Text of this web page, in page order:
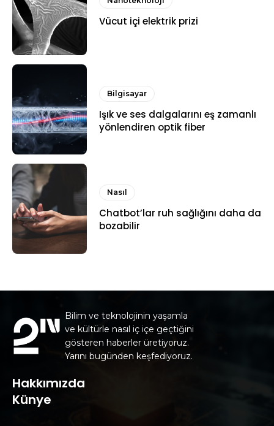
Vücut içi elektrik prizi
Bilgisayar
Işık ve ses dalgalarını eş zamanlı
yönlendiren optik fiber
Nasıl
Chatbot’lar ruh sağlığını daha da
bozabilir
Bilim ve teknolojinin yaşamla
ve kültürle nasıl iç içe geçtiğini
gösteren haberler üretiyoruz.
Yarını bugünden keşfediyoruz.
Hakkımızda
Künye